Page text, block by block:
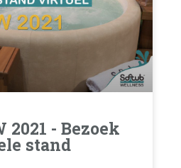
2021 - Bezoek
stand